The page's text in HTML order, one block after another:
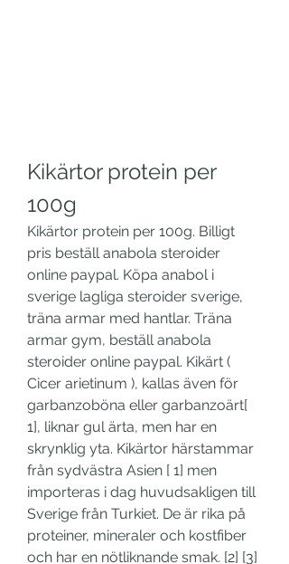
Kikärtor protein per
100g
Kikärtor protein per 100g. Billigt
pris beställ anabola steroider
online paypal. Köpa anabol i
sverige lagliga steroider sverige,
träna armar med hantlar. Träna
armar gym, beställ anabola
steroider online paypal. Kikärt (
Cicer arietinum ), kallas även för
garbanzoböna eller garbanzoärt[
1], liknar gul ärta, men har en
skrynklig yta. Kikärtor härstammar
från sydvästra Asien [ 1] men
importeras i dag huvudsakligen till
Sverige från Turkiet. De är rika på
proteiner, mineraler och kostfiber
och har en nötliknande smak. [2] [3]